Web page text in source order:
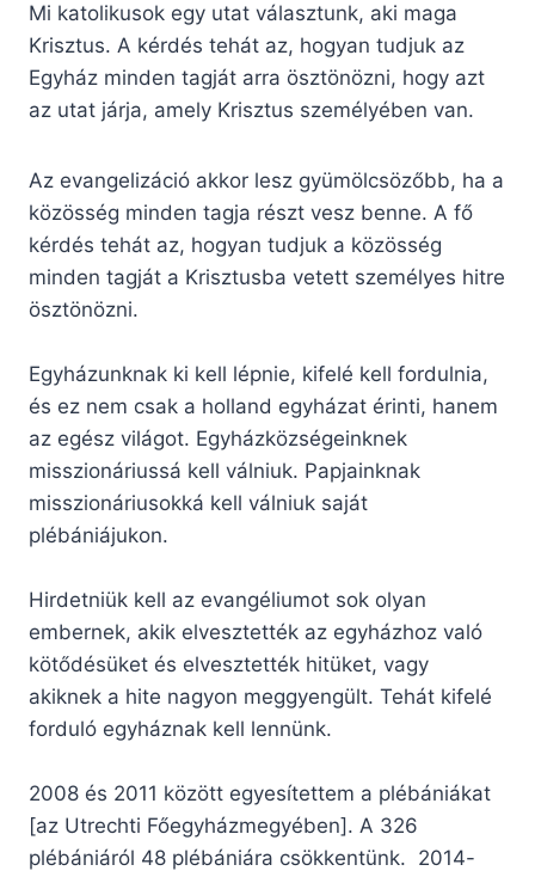
Mi katolikusok egy utat választunk, aki maga
Krisztus. A kérdés tehát az, hogyan tudjuk az
Egyház minden tagját arra ösztönözni, hogy azt
az utat járja, amely Krisztus személyében van.
Az evangelizáció akkor lesz gyümölcsözőbb, ha a
közösség minden tagja részt vesz benne. A fő
kérdés tehát az, hogyan tudjuk a közösség
minden tagját a Krisztusba vetett személyes hitre
ösztönözni.
Egyházunknak ki kell lépnie, kifelé kell fordulnia,
és ez nem csak a holland egyházat érinti, hanem
az egész világot. Egyházközségeinknek
misszionáriussá kell válniuk. Papjainknak
misszionáriusokká kell válniuk saját
plébániájukon.
Hirdetniük kell az evangéliumot sok olyan
embernek, akik elvesztették az egyházhoz való
kötődésüket és elvesztették hitüket, vagy
akiknek a hite nagyon meggyengült. Tehát kifelé
forduló egyháznak kell lennünk.
2008 és 2011 között egyesítettem a plébániákat
[az Utrechti Főegyházmegyében]. A 326
plébániáról 48 plébániára csökkentünk. 2014-